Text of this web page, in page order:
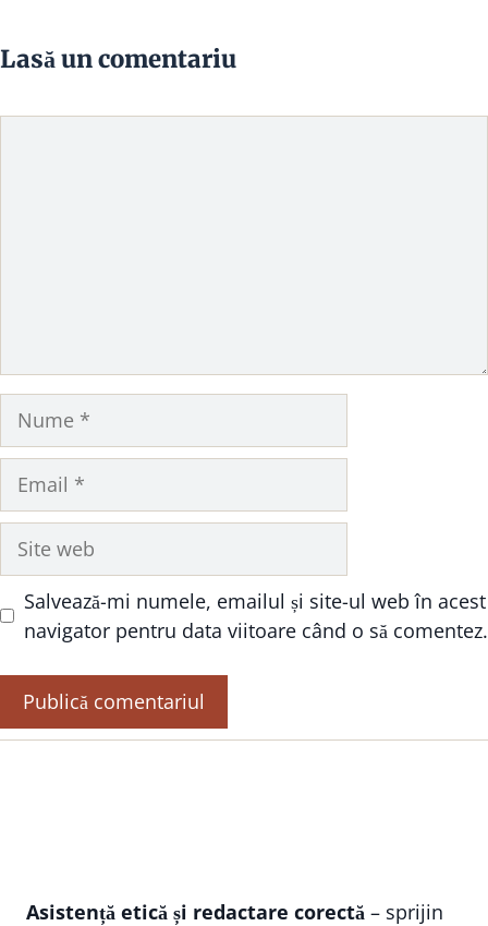
Lasă un comentariu
Site
web
Salvează-mi numele, emailul și site-ul web în acest
navigator pentru data viitoare când o să comentez.
Asistență etică și redactare corectă – sprijin